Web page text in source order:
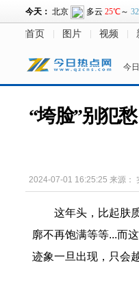
首页 图片 视频
今
“垮脸”别犯
2024-07-01 16:25:25 来源：
这年头，比起肤
廓不再饱满等等...而
迹象一旦出现，只会